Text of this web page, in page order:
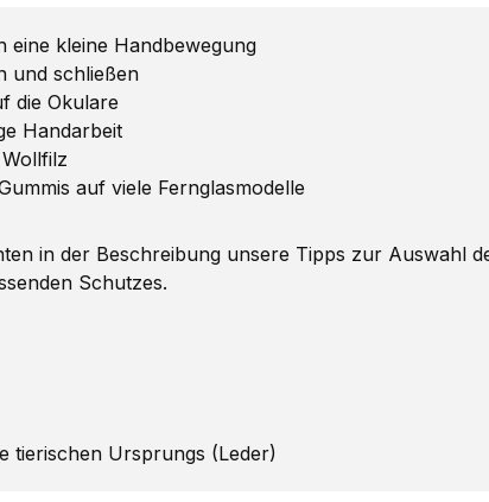
eine kleine Handbewegung
und schließen
die Okulare
Handarbeit
auf viele Fernglasmodelle
in der Beschreibung unsere Tipps zur Auswahl
Schutzes.
tierischen Ursprungs (Leder)